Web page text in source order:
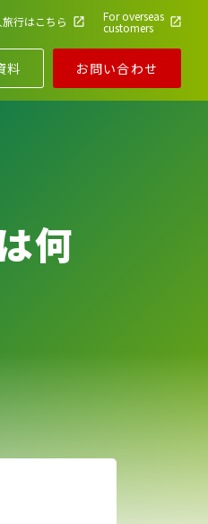
行はこちら For overseas
customers
料 お問い合わせ
何